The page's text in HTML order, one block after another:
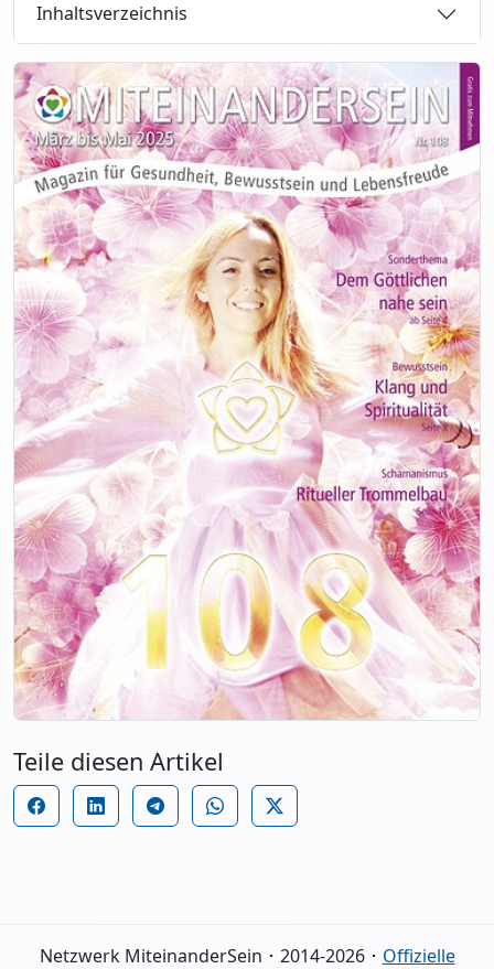
Inhaltsverzeichnis
Teile diesen Artikel
Netzwerk MiteinanderSein ･ 2014-2026 ･ Offizielle